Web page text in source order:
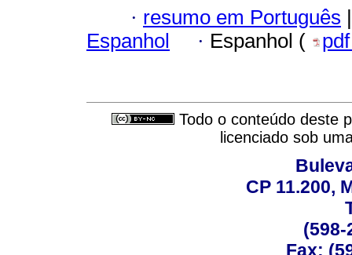
· resumo em Português |
Espanhol
· Espanhol (
Todo o conteúdo deste
licenciado sob
CP 11.200,
(598-
Fax: